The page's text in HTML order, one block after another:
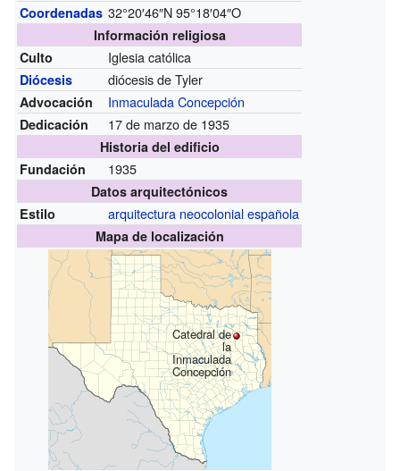
Coordenadas 32°20′46″N95°18′04″O
Información religiosa
Culto
Iglesia católica
Diócesis diócesis de Tyler
Advocación Inmaculada Concepción
Dedicación 17 de marzo de 1935
Historia del edificio
Fundación
1935
Datos arquitectónicos
Estilo
arquitectura neocolonial española
Mapa de localización
Catedral de
la
Inmaculada
Concepción